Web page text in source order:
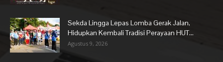
Sekda Lingga Lepas Lomba Gerak Jalan,
Hidupkan Kembali Tradisi Perayaan HUT...
Agustus 9, 2026